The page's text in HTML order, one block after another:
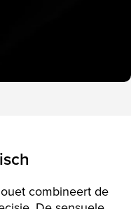
combineert de